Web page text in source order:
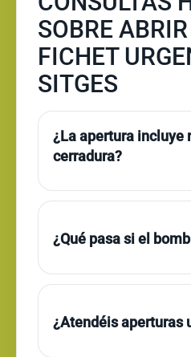
SOBRE
FICHET
SITGES
¿La apertura incluye
cerradura?
¿Qué pasa si el
¿Atendéis aperturas